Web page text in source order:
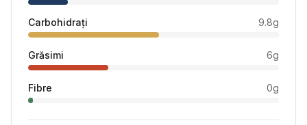
Carbohidrați 9.8g
Grăsimi 6g
Fibre 0g